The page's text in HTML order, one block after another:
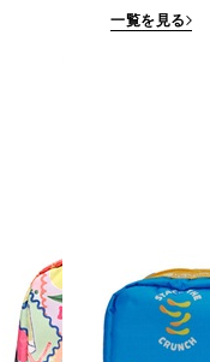
一覧を見る